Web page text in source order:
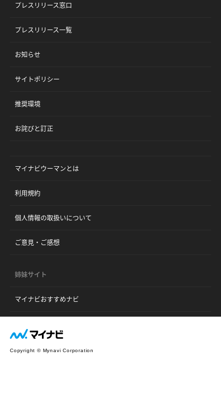
プレスリリース窓口
プレスリリース一覧
お知らせ
サイトポリシー
推奨環境
お詫びと訂正
マイナビウーマンとは
利用規約
個人情報の取扱いについて
ご意見・ご感想
姉妹サイト
マイナビおすすめナビ
Copyright © Mynavi Corporation